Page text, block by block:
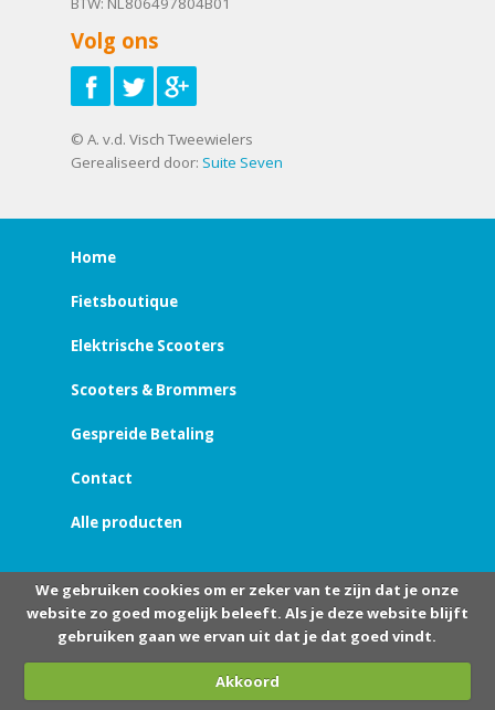
Volg ons
© A. v.d. Visch Tweewielers
Gerealiseerd door: Suite Seven
Home
Fietsboutique
Elektrische Scooters
Scooters & Brommers
Gespreide Betaling
Contact
Alle producten
We gebruiken cookies om er zeker van te zijn dat je onze
website zo goed mogelijk beleeft. Als je deze website blijft
gebruiken gaan we ervan uit dat je dat goed vindt.
Akkoord